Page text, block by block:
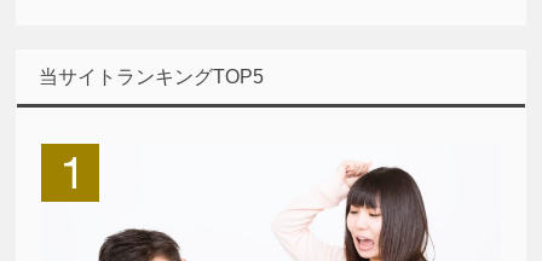
当サイトランキングTOP5